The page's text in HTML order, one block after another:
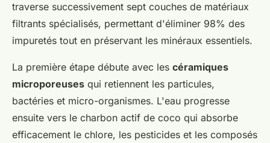
traverse successivement sept couches de matériaux
filtrants spécialisés, permettant d'éliminer 98% des
impuretés tout en préservant les minéraux essentiels.
La première étape débute avec les céramiques
microporeuses qui retiennent les particules,
bactéries et micro-organismes. L'eau progresse
ensuite vers le charbon actif de coco qui absorbe
efficacement le chlore, les pesticides et les composés